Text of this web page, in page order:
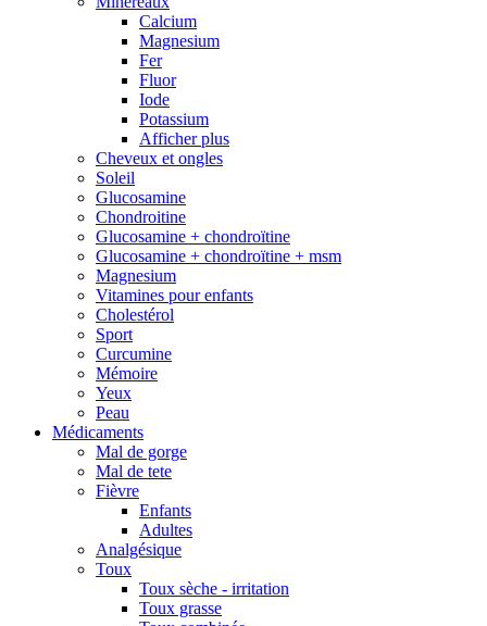
Calcium
Magnesium
Fer
Fluor
Iode
Potassium
Afficher plus
Cheveux et ongles
Soleil
Glucosamine
Chondroitine
Glucosamine + chondroïtine
Glucosamine + chondroïtine + msm
Magnesium
Vitamines pour enfants
Cholestérol
Sport
Curcumine
Mémoire
Yeux
Peau
Médicaments
Mal de gorge
Mal de tete
Fièvre
Enfants
Adultes
Analgésique
Toux
Toux sèche - irritation
Toux grasse